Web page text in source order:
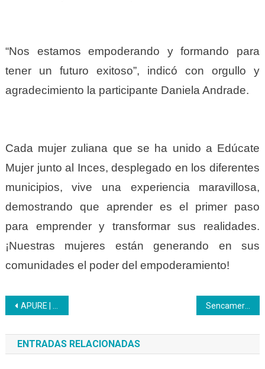
“Nos estamos empoderando y formando para
tener un futuro exitoso”, indicó con orgullo y
agradecimiento la participante Daniela Andrade.
Cada mujer zuliana que se ha unido a Edúcate
Mujer junto al Inces, desplegado en los diferentes
municipios, vive una experiencia maravillosa,
demostrando que aprender es el primer paso
para emprender y transformar sus realidades.
¡Nuestras mujeres están generando en sus
comunidades el poder del empoderamiento!
Navegación
de
entradas
APURE | Finalizó la formación de Administración de Recursos Humanos en el Inces Sencamer comparte información importante con los participantes de la Escuela de Emprendedores del Inces
ENTRADAS RELACIONADAS